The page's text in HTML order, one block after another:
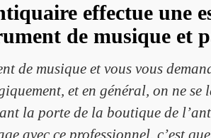
effectue une
de musique et
de musique et vous vous
et en général, on ne
la porte de la boutique de
avec ce professionnel, c’est